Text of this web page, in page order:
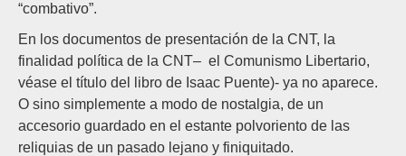
“combativo”.
En los documentos de presentación de la CNT, la
finalidad política de la CNT– el Comunismo Libertario,
véase el título del libro de Isaac Puente)- ya no aparece.
O sino simplemente a modo de nostalgia, de un
accesorio guardado en el estante polvoriento de las
reliquias de un pasado lejano y finiquitado.